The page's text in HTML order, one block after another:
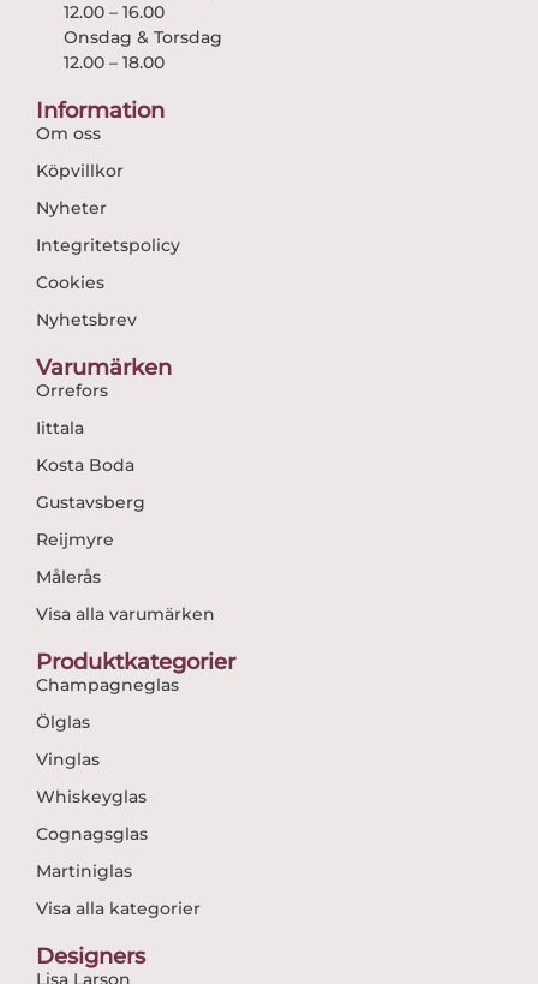
12.00 – 16.00
Onsdag & Torsdag
12.00 – 18.00
Information
Om oss
Köpvillkor
Nyheter
Integritetspolicy
Cookies
Nyhetsbrev
Varumärken
Orrefors
Iittala
Kosta Boda
Gustavsberg
Reijmyre
Målerås
Visa alla varumärken
Produktkategorier
Champagneglas
Ölglas
Vinglas
Whiskeyglas
Cognagsglas
Martiniglas
Visa alla kategorier
Designers